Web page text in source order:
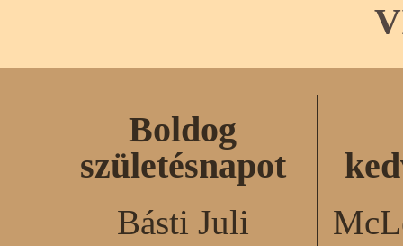
Boldog
születésnapot
Básti Juli